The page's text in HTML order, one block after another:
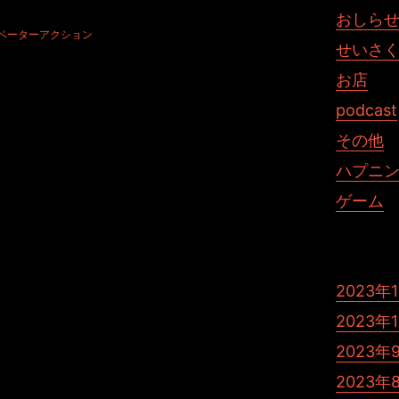
ーターアクション
おしらせ
せいさく
お店
podcast
その他
ハプニ
ゲーム
2023年
2023年
2023年
2023年